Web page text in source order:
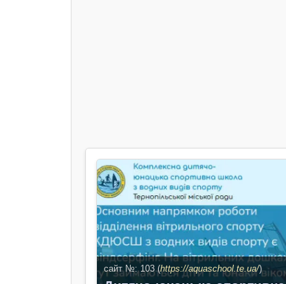
сайт №: 103 (https://aquaschool.te.ua/)